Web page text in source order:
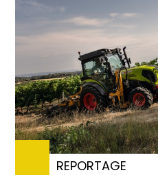
REPORTAGE